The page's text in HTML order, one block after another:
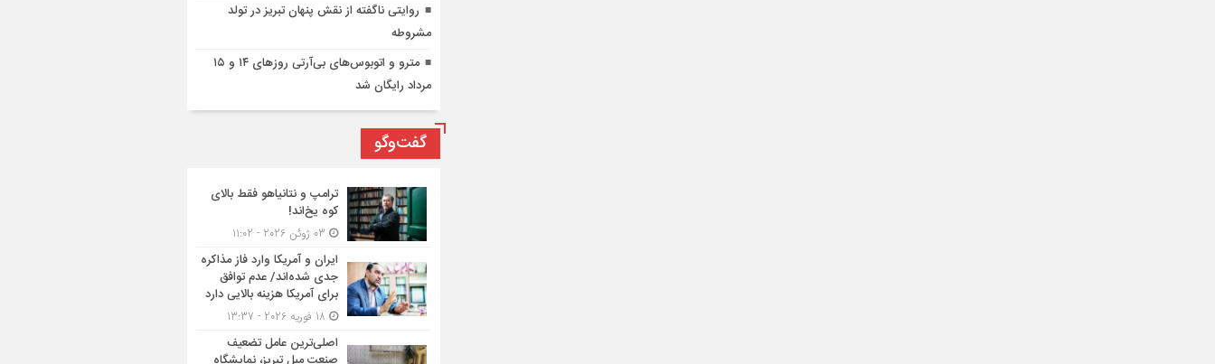
روایتی ناگفته از نقش پنهان تبریز در تولد
مشروطه
مترو و اتوبوس‌های بی‌آرتی روزهای ۱۴ و ۱۵
مرداد رایگان شد
گفت‌وگو
ترامپ و نتانیاهو فقط بالای
کوه یخ‌اند!
ایران و آمریکا وارد فاز مذاکره
جدی شده‌اند/ عدم توافق
برای آمریکا هزینه بالایی دارد
اصلی‌ترین عامل تضعیف